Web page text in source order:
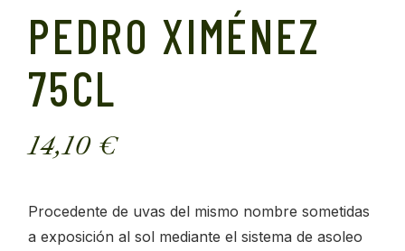
PEDRO XIMÉNEZ
75CL
14,10 €
Procedente de uvas del mismo nombre sometidas
a exposición al sol mediante el sistema de asoleo